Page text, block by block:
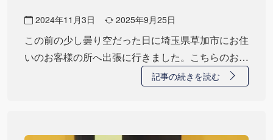
2024年11月3日 2025年9月25日
この前の少し曇り空だった日に埼玉県草加市にお住
いのお客様の所へ出張に行きました。こちらのお客
記事の続きを読む